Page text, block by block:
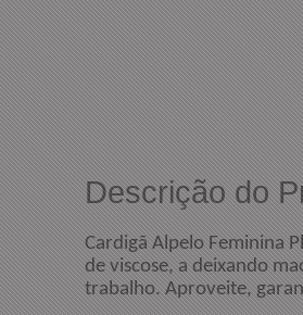
Descrição do
Cardigã Alpelo Feminina
de viscose, a deixando
trabalho. Aproveite,